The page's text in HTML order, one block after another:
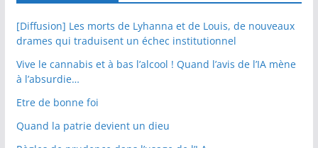
[Diffusion] Les morts de Lyhanna et de Louis, de nouveaux
drames qui traduisent un échec institutionnel
Vive le cannabis et à bas l’alcool ! Quand l’avis de l’IA mène
à l’absurdie…
Etre de bonne foi
Quand la patrie devient un dieu